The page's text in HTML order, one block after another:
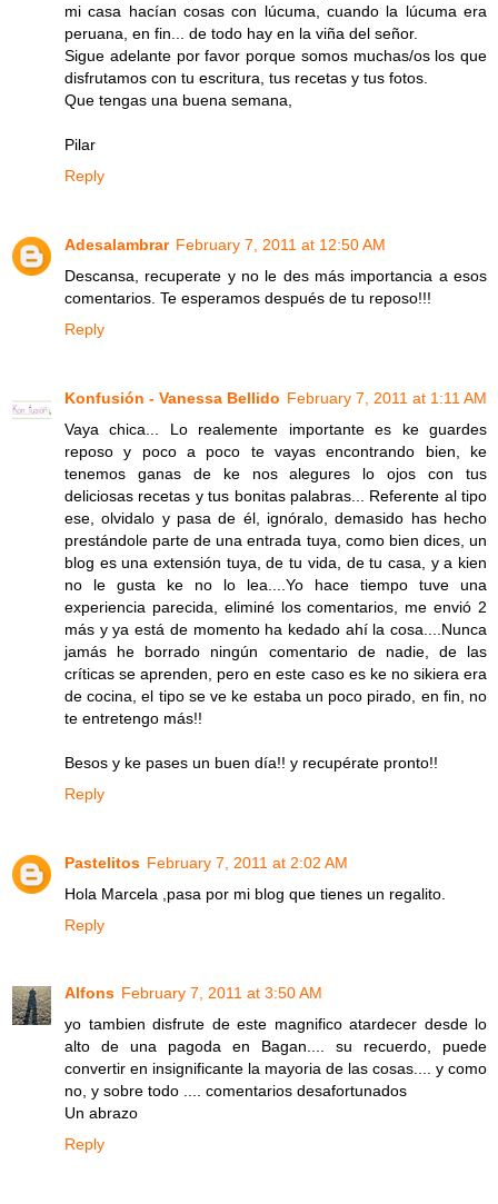
mi casa hacían cosas con lúcuma, cuando la lúcuma era
peruana, en fin... de todo hay en la viña del señor.
Sigue adelante por favor porque somos muchas/os los que
disfrutamos con tu escritura, tus recetas y tus fotos.
Que tengas una buena semana,
Pilar
Reply
Adesalambrar February 7, 2011 at 12:50 AM
Descansa, recuperate y no le des más importancia a esos
comentarios. Te esperamos después de tu reposo!!!
Reply
Konfusión - Vanessa Bellido February 7, 2011 at 1:11 AM
Vaya chica... Lo realemente importante es ke guardes
reposo y poco a poco te vayas encontrando bien, ke
tenemos ganas de ke nos alegures lo ojos con tus
deliciosas recetas y tus bonitas palabras... Referente al tipo
ese, olvidalo y pasa de él, ignóralo, demasido has hecho
prestándole parte de una entrada tuya, como bien dices, un
blog es una extensión tuya, de tu vida, de tu casa, y a kien
no le gusta ke no lo lea....Yo hace tiempo tuve una
experiencia parecida, eliminé los comentarios, me envió 2
más y ya está de momento ha kedado ahí la cosa....Nunca
jamás he borrado ningún comentario de nadie, de las
críticas se aprenden, pero en este caso es ke no sikiera era
de cocina, el tipo se ve ke estaba un poco pirado, en fin, no
te entretengo más!!
Besos y ke pases un buen día!! y recupérate pronto!!
Reply
Pastelitos February 7, 2011 at 2:02 AM
Hola Marcela ,pasa por mi blog que tienes un regalito.
Reply
Alfons February 7, 2011 at 3:50 AM
yo tambien disfrute de este magnifico atardecer desde lo
alto de una pagoda en Bagan.... su recuerdo, puede
convertir en insignificante la mayoria de las cosas.... y como
no, y sobre todo .... comentarios desafortunados
Un abrazo
Reply